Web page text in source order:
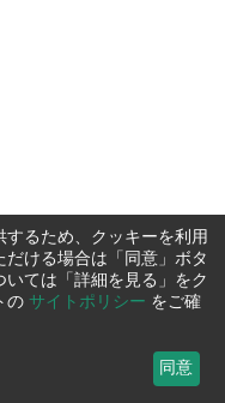
るため、クッキーを利用
ける場合は「同意」ボタ
ては「詳細を見る」をク
の サイトポリシー をご確
同意